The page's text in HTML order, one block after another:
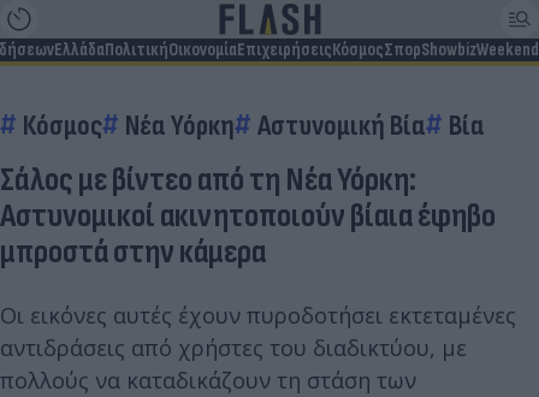
ΕλλάδαΠολιτικήΟικονομίαΕπιχειρήσειςΚόσμοςΣπορShowbizWeekend
Κόσμος Νέα Υόρκη Αστυνομική Βία Βία
Σάλος με βίντεο από τη Νέα Υόρκη:
Αστυνομικοί ακινητοποιoύν βίαια έφηβο
μπροστά στην κάμερα
Οι εικόνες αυτές έχουν πυροδοτήσει εκτεταμένες
αντιδράσεις από χρήστες του διαδικτύου, με
πολλούς να καταδικάζουν τη στάση των